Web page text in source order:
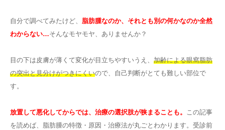
自分で調べてみたけど、 脂肪腫なのか、それとも別の何かなのか全然
わからない…そんなモヤモヤ、ありませんか？
目の下は皮膚が薄くて変化が目立ちやすいうえ、 加齢による眼窩脂肪
の突出と見分けがつきにくいので、自己判断がとても難しい部位で
す。
放置して悪化してからでは、治療の選択肢が狭まることも。 この記事
を読めば、脂肪腫の特徴・原因・治療法が丸ごとわかります。受診前